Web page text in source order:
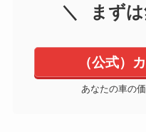
まず
（公式）
あなたの車の